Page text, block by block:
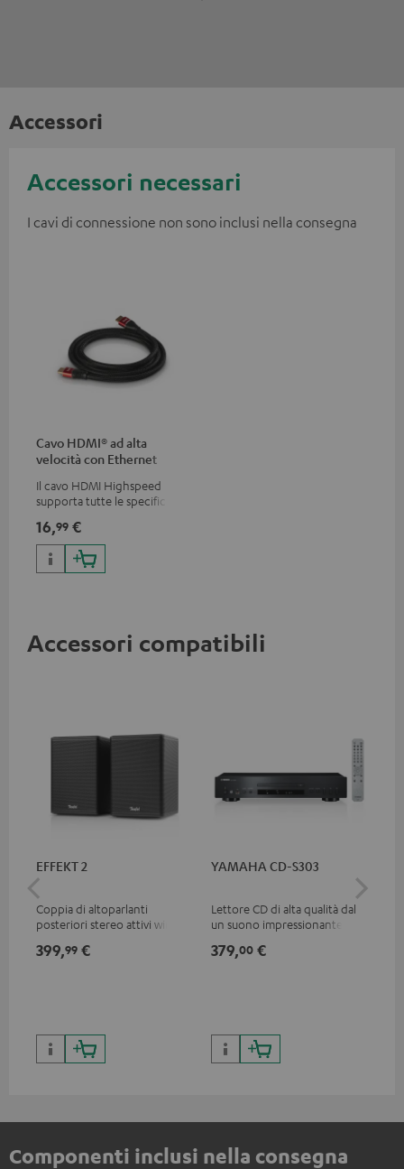
Accessori
Accessori necessari
I cavi di connessione non sono inclusi nella consegna
Cavo HDMI® ad alta
velocità con Ethernet
Il cavo HDMI Highspeed
supporta tutte le specifiche
16,99 €
Accessori compatibili
EFFEKT 2
Coppia di altoparlanti
posteriori stereo attivi wireess
espansione per sistemi Teufel
399,99 €
YAMAHA CD-S303
Lettore CD di alta qualità dal
un suono impressionante
379,00 €
Componenti inclusi nella consegna